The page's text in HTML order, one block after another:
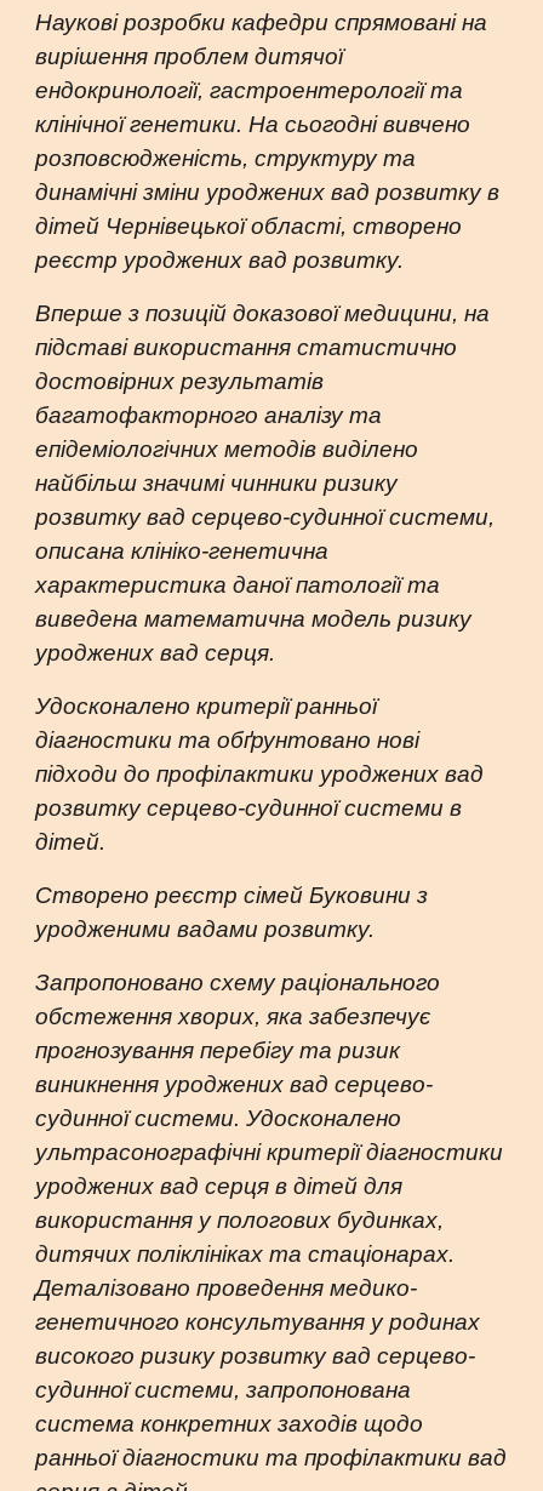
Наукові розробки кафедри спрямовані на
вирішення проблем дитячої
ендокринології, гастроентерології та
клінічної генетики. На сьогодні вивчено
розповсюдженість, структуру та
динамічні зміни уроджених вад розвитку в
дітей Чернівецької області, створено
реєстр уроджених вад розвитку.
Вперше з позицій доказової медицини, на
підставі використання статистично
достовірних результатів
багатофакторного аналізу та
епідеміологічних методів виділено
найбільш значимі чинники ризику
розвитку вад серцево-судинної системи,
описана клініко-генетична
характеристика даної патології та
виведена математична модель ризику
уроджених вад серця.
Удосконалено критерії ранньої
діагностики та обґрунтовано нові
підходи до профілактики уроджених вад
розвитку серцево-судинної системи в
дітей.
Створено реєстр сімей Буковини з
уродженими вадами розвитку.
Запропоновано схему раціонального
обстеження хворих, яка забезпечує
прогнозування перебігу та ризик
виникнення уроджених вад серцево-
судинної системи. Удосконалено
ультрасонографічні критерії діагностики
уроджених вад серця в дітей для
використання у пологових будинках,
дитячих поліклініках та стаціонарах.
Деталізовано проведення медико-
генетичного консультування у родинах
високого ризику розвитку вад серцево-
судинної системи, запропонована
система конкретних заходів щодо
ранньої діагностики та профілактики вад